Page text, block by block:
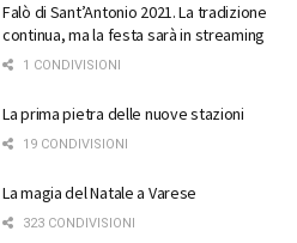
Falò di Sant’Antonio 2021. La tradizione
continua, ma la festa sarà in streaming
1 CONDIVISIONI
La prima pietra delle nuove stazioni
19 CONDIVISIONI
La magia del Natale a Varese
323 CONDIVISIONI